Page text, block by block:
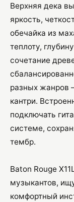
Верхняя дека
яркость,
обечайка из
теплоту,
сочетание
разных жанров
кантри.
подключать
системе,
тембр.
Baton Rouge
музыкантов,
комфортный